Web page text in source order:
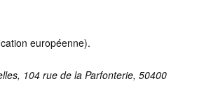
européenne).
104 rue de la Parfonterie, 50400